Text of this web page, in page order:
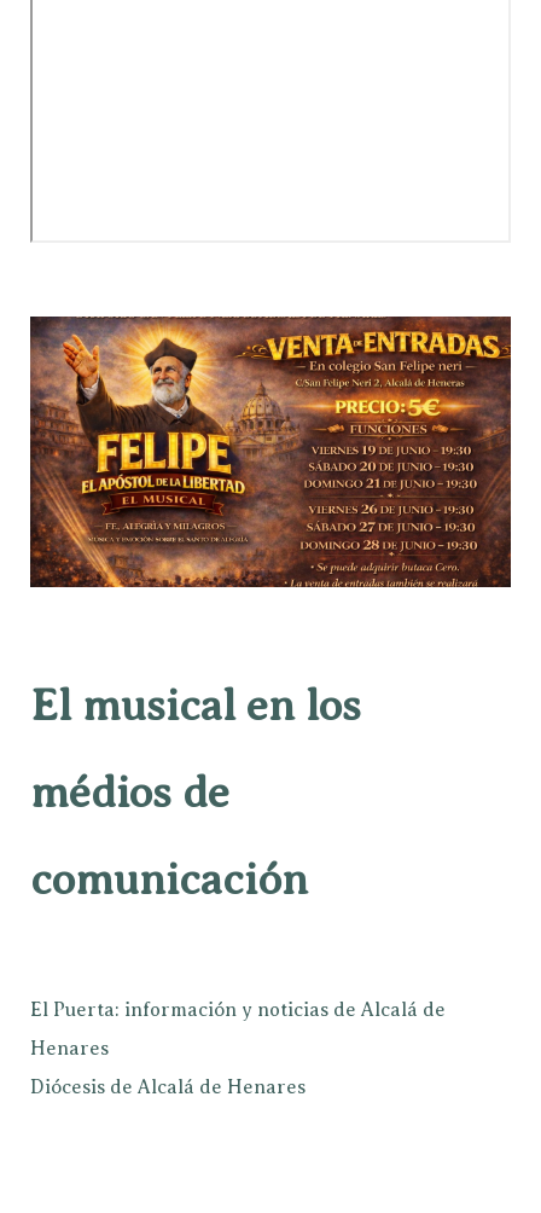
El musical en los
médios de
comunicación
El Puerta: información y noticias de Alcalá de
Henares
Diócesis de Alcalá de Henares